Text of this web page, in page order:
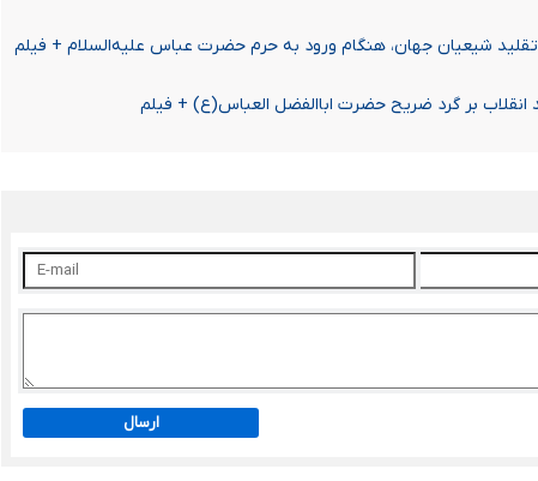
تقلید شیعیان جهان، هنگام ورود به حرم حضرت عباس علیه‌السلام + فیلم
بر گرد ضریح حضرت اباالفضل العباس(ع) + فیلم
ارسال